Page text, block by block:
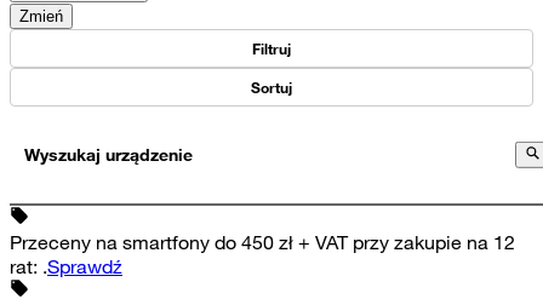
Zmień
Filtruj
Sortuj
Wyszukaj urządzenie
Przeceny na smartfony do 450 zł + VAT przy zakupie na 12
rat: .Sprawdź